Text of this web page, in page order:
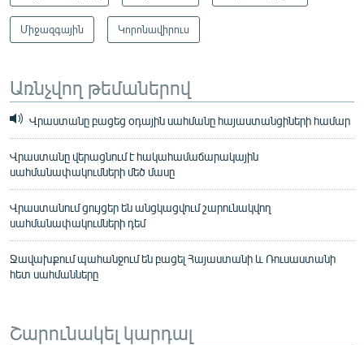
Միջազգային Կորոնավիրուս
Առնչվող թեմաներով
Վրաստանը բացեց օդային սահմանը հայաստանցիների համար
Վրաստանը վերացնում է հակահամաճարակային
սահմանափակումների մեծ մասը
Վրաստանում ցույցեր են անցկացվում շարունակվող
սահմանափակումների դեմ
Ջավախքում պահանջում են բացել Հայաստանի և Ռուսաստանի
հետ սահմանները
Շարունակել կարդալ